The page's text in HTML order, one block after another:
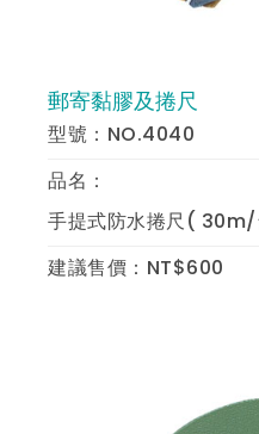
郵寄黏膠及捲尺
型號：NO.4040
品名：
手提式防水捲尺( 30m/
建議售價：NT$600